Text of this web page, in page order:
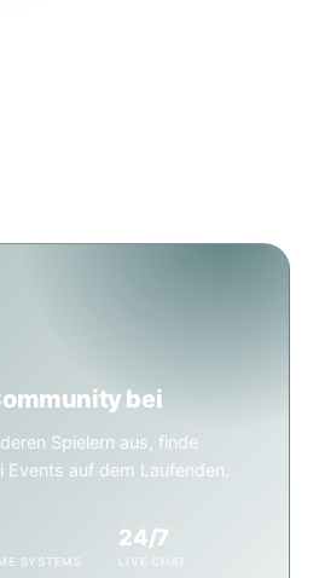
bei
Spielern aus, finde
auf dem Laufenden.
SYSTEMS
24/7
LIVE CHAT